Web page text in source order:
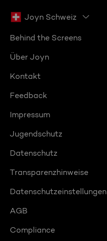
Joyn Schweiz
Behind the Screens
Über Joyn
Kontakt
Feedback
Impressum
Jugendschutz
Datenschutz
Transparenzhinweise
Datenschutzeinstellungen
AGB
Compliance